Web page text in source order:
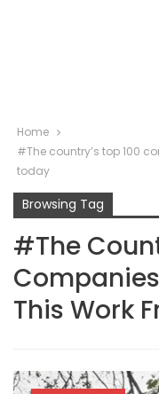
Home
#The country’s top 100
today
Browsing Tag
#The
This Work